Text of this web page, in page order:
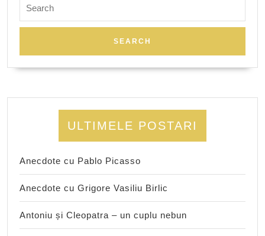
for:
ULTIMELE POSTARI
Anecdote cu Pablo Picasso
Anecdote cu Grigore Vasiliu Birlic
Antoniu și Cleopatra – un cuplu nebun